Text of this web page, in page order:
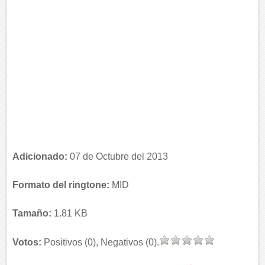
Adicionado: 07 de Octubre del 2013
Formato del ringtone: MID
Tamaño: 1.81 KB
Votos: Positivos (0), Negativos (0).